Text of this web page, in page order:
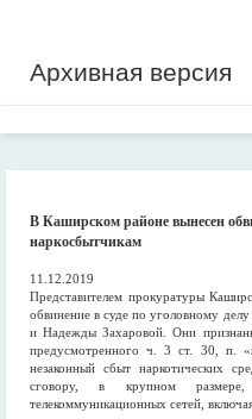
Архивная версия
В Каширском районе вынесен
наркосбытчикам
11.12.2019
Представителем прокуратуры
обвинение в суде по уголовному
и Надежды Захаровой. Они
предусмотренного ч. 3 ст. 30,
незаконный сбыт наркотических
сговору, в крупном размере,
телекоммуникационных сетей,